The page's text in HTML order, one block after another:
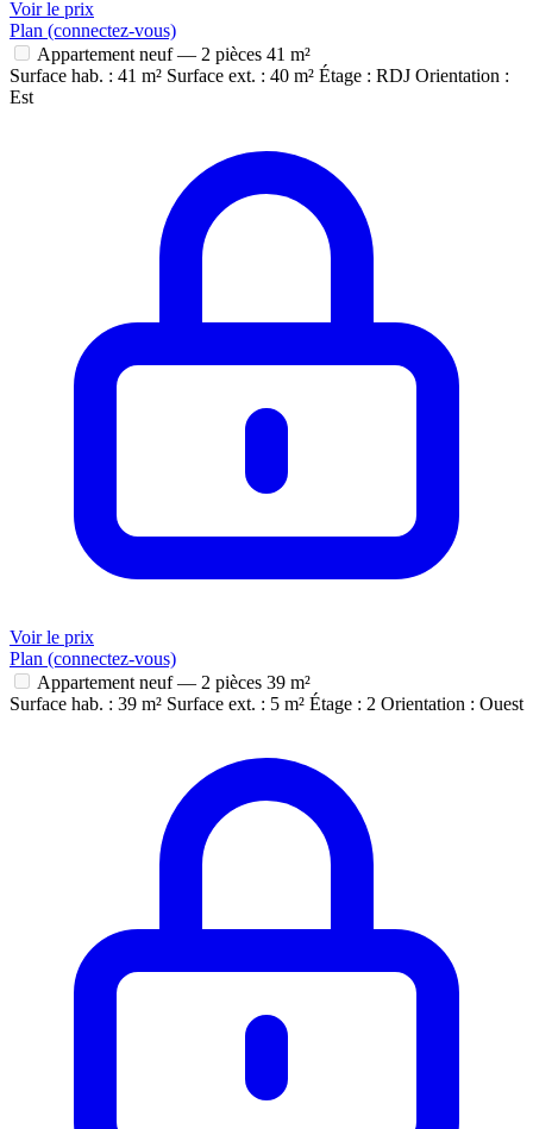
Voir le prix
Plan (connectez-vous)
Appartement neuf — 2 pièces 41 m²
Surface hab. : 41 m² Surface ext. : 40 m² Étage : RDJ Orientation :
Est
Voir le prix
Plan (connectez-vous)
Appartement neuf — 2 pièces 39 m²
Surface hab. : 39 m² Surface ext. : 5 m² Étage : 2 Orientation : Ouest